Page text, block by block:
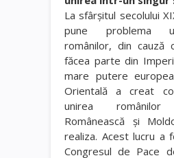
La sfârşitul secolului
pune problema
românilor, din cauză
făcea parte din
mare putere
Orientală a creat
unirea
Românească şi
realiza. Acest lucru a
Congresul de Pace